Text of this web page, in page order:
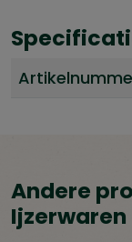
Andere
Ijzerwaren